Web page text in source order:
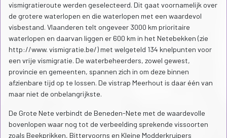
vismigratieroute werden geselecteerd. Dit gaat voornamelijk over
de grotere waterlopen en die waterlopen met een waardevol
visbestand. Vlaanderen telt ongeveer 3000 km prioritaire
waterlopen en daarvan liggen er 600 km in het Netebekken (zie
http://www. vismigratie.be/) met welgeteld 134 knelpunten voor
een vrije vismigratie. De waterbeheerders, zowel gewest,
provincie en gemeenten, spannen zich in om deze binnen
afzienbare tijd op te lossen. De vistrap Meerhout is daar één van
maar niet de onbelangrijkste.
De Grote Nete verbindt de Beneden-Nete met de waardevolle
bovenlopen waar nog tot de verbeelding sprekende vissoorten
zoals Beekprikken, Bittervoorns en Kleine Modderkruipers